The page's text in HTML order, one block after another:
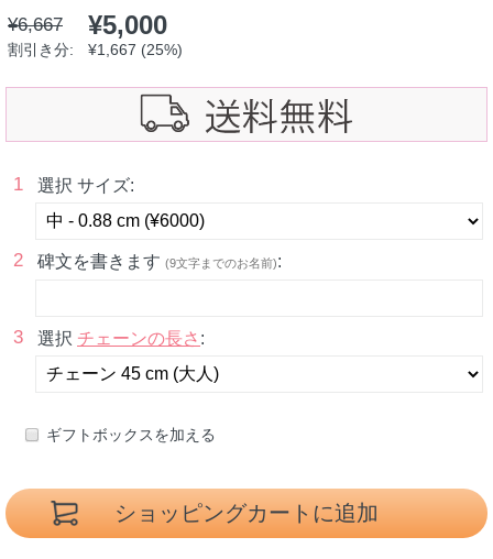
¥6,667 ¥5,000
割引き分: ¥1,667 (25%)
1 選択 サイズ:
2 碑文を書きます (9文字までのお名前):
3 選択 チェーンの長さ :
ギフトボックスを加える